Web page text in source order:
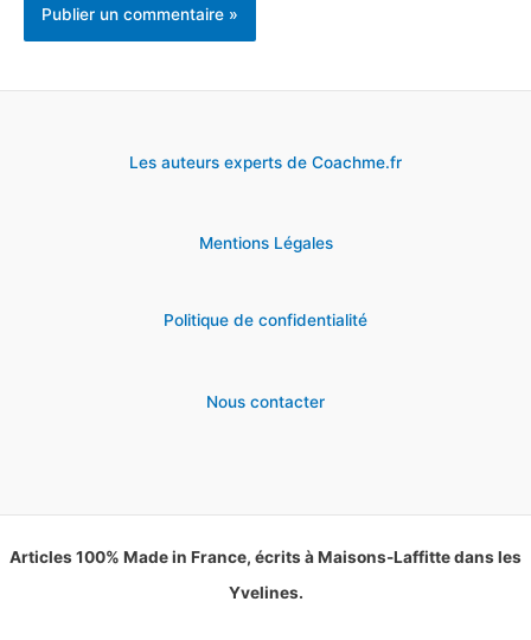
Les auteurs experts de Coachme.fr
Mentions Légales
Politique de confidentialité
Nous contacter
Articles 100% Made in France, écrits à Maisons-Laffitte dans les
Yvelines.